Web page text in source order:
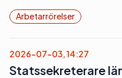
Arbetarrörelser
2026-07-03, 14:27
Statssekreterare